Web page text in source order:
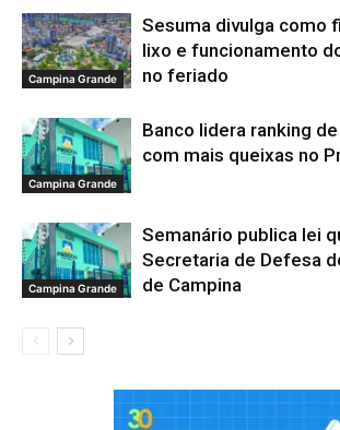
Campina Grande
Sesuma divulga como
lixo e funcionamento
no feriado
Campina Grande
Banco lidera ranking
com mais queixas no
Campina Grande
Semanário publica lei
Secretaria de Defesa
de Campina